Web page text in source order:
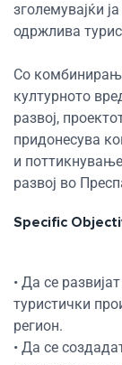
зголемувајќи
одржлива
Со
културното
развој,
придонесува
и
развој во
Specific
• Да се
туристички
регион.
• Да се